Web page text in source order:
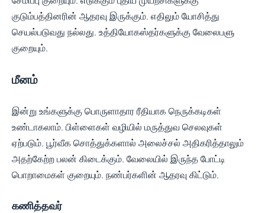
குடும்பத்தினரின் ஆதரவு இருக்கும். எதிலும் யோசித்து
செயல்படுவது நல்லது. உத்தியோகஸ்தர்களுக்கு வேலைபளு
குறையும்.
மீனம்
இன்று உங்களுக்கு பொருளாதார ரீதியாக நெருக்கடிகள்
உண்டாகலாம். பிள்ளைகள் வழியில் மருத்துவ செலவுகள்
ஏற்படும். பூர்வீக சொத்துக்களால் அலைச்சல் அதிகரித்தாலும்
அதற்கேற்ற பலன் கிடைக்கும். வேலையில் இருந்த போட்டி
பொறாமைகள் குறையும். நண்பர்களின் ஆதரவு கிட்டும்.
கணித்தவர்